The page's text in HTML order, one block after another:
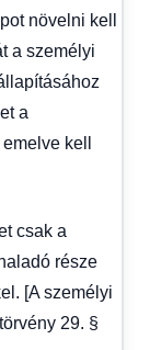
növelni kell
a személyi
a
kell
csak a
része
[A személyi
29. §